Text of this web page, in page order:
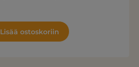
Lisää ostoskoriin